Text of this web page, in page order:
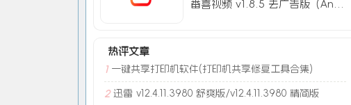
热评文章
1 一键共享打印机软件(打印机共享修复工具合集)
2 迅雷 v12.4.11.3980 舒爽版/v12.4.11.3980 精简版